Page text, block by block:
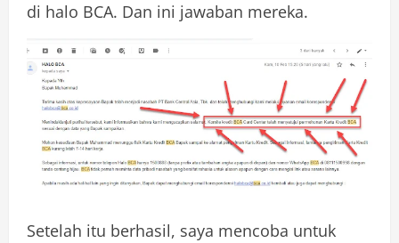
di halo BCA. Dan ini jawaban mereka.
Setelah itu berhasil, saya mencoba untuk